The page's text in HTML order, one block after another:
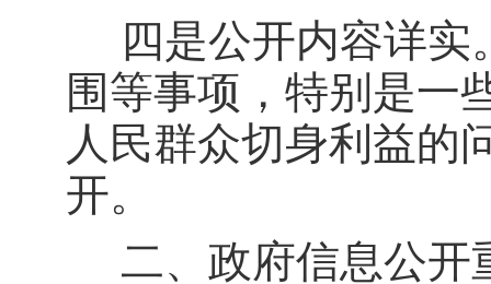
四是公开内容详
围等事项，特别是一
人民群众切身利益的
开。
二、政府信息公开